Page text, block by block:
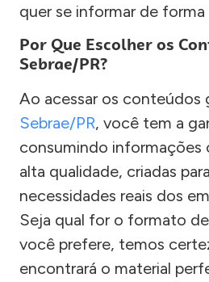
quer se informar de
Por Que Escolher os
Sebrae/PR?
Ao acessar os conteúdos
Sebrae/PR, você tem a
consumindo informações
alta qualidade, criadas
necessidades reais dos
Seja qual for o formato
você prefere, temos
encontrará o material